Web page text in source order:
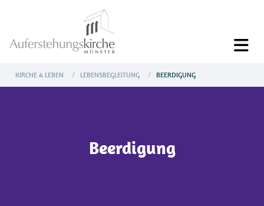
KIRCHE & LEBEN / LEBENSBEGLEITUNG / BEERDIGUNG
Beerdigung